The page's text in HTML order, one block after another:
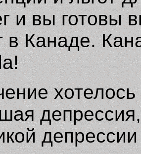
и вы готовы
в Канаде.